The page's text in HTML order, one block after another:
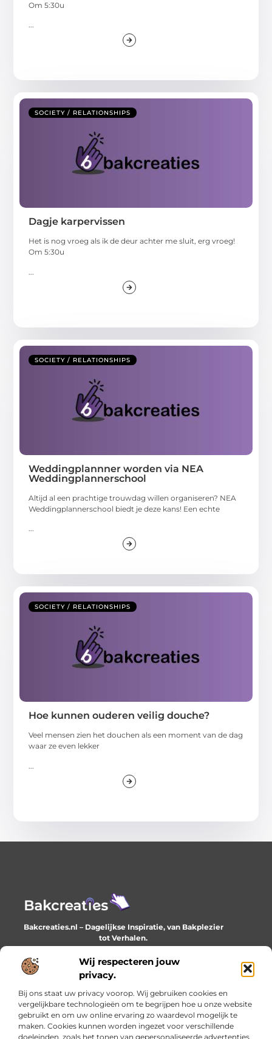
Wij respecteren jouw
privacy.
Bij ons staat uw privacy voorop. Wij gebruiken cookies en
vergelijkbare technologieën om te begrijpen hoe u onze website
gebruikt en om uw online ervaring zo waardevol mogelijk te
maken. Cookies kunnen worden ingezet voor verschillende
doeleinden, zoals het tonen van gepersonaliseerde advertenties
Om 5:30u
...
SOCIETY / RELATIONSHIPS
Dagje karpervissen
Het is nog vroeg als ik de deur achter me sluit, erg vroeg!
Om 5:30u
SOCIETY / RELATIONSHIPS
Weddingplannner worden via NEA
Weddingplannerschool
Altijd al een prachtige trouwdag willen organiseren? NEA
Weddingplannerschool biedt je deze kans! Een echte
...
SOCIETY / RELATIONSHIPS
Hoe kunnen ouderen veilig douche?
Veel mensen zien het douchen als een moment van de dag
waar ze even lekker
Bakcreaties.nl – Dagelijkse Inspiratie, van Bakplezier
tot Verhalen.
Ontdek unieke en creatieve verhalen die je elke dag
verrijken en inspireren.
Onze informatie